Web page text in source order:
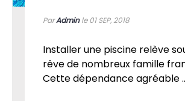
ParAdminle 01SEP, 2018
Installer une piscine relève
rêve de nombreux famille
Cette dépendance agréable